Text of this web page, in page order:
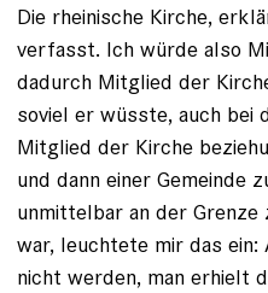
Die rheinische ­Kirche,
verfasst. Ich würde also
dadurch Mitglied der
soviel er wüsste, auch bei
Mitglied der Kirche
und dann einer Gemeinde
unmittelbar an der
war, leuchtete mir das ein:
nicht werden, man erhielt